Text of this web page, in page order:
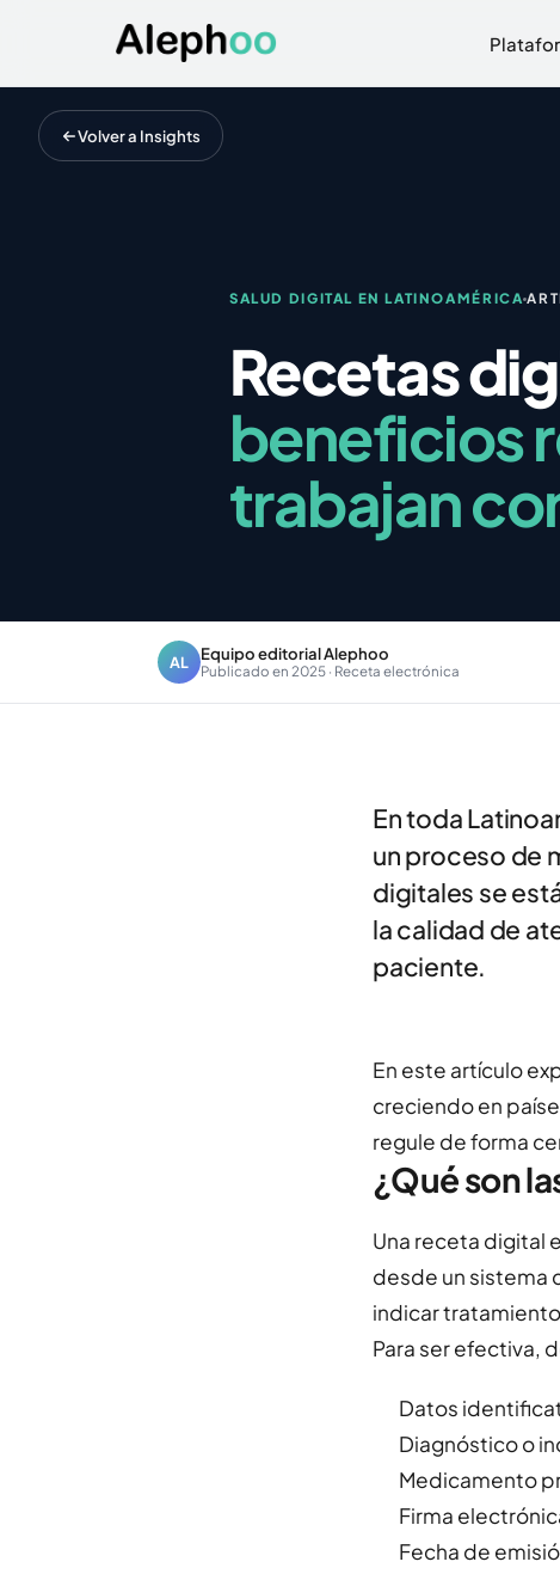
Volver a Insights
SALUD DIGITAL EN LATINOAMÉRICA
Recetas
beneficios
trabajan
AL Equipo editorial Alephoo
Publicado en 2025 · Receta electrónica
En toda
un proceso de
digitales se
la calidad de
paciente.
En este artículo
creciendo en
regule de forma
¿Qué son
Una receta digital
desde un sistema
indicar
Para ser efectiva,
Datos
Diagnóstico o
Medicamento
Firma
Fecha de